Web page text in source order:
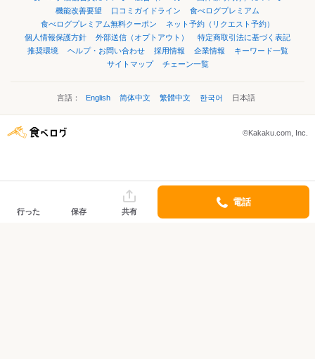
機能改善要望
口コミガイドライン
食べログプレミアム
食べログプレミアム無料クーポン
ネット予約（リクエスト予約）
個人情報保護方針
外部送信（オプトアウト）
特定商取引法に基づく表記
推奨環境
ヘルプ・お問い合わせ 採用情報 企業情報
キーワード一覧
サイトマップ
チェーン一覧
言語： English 简体中文 繁體中文 한국어 日本語
©Kakaku.com, Inc.
行った 保存 共有
電話